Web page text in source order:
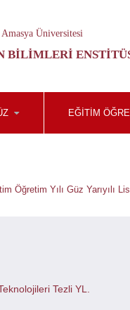
Üniversitesi
BILIMLERI
EĞİTİM
Öğretim Yılı Güz Yarıyılı
Tezli YL.